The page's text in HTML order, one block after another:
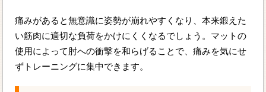
痛みがあると無意識に姿勢が崩れやすくなり、本来鍛えた
い筋肉に適切な負荷をかけにくくなるでしょう。マットの
使用によって肘への衝撃を和らげることで、痛みを気にせ
ずトレーニングに集中できます。